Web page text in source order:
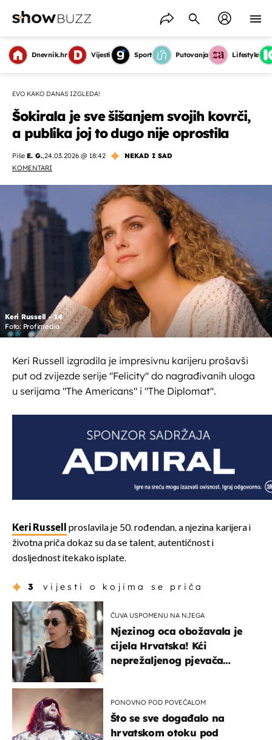
Dnevnik.hr Vijesti Sport Putovanja Lifestyle
EVO KAKO DANAS IZGLEDA!
Šokirala je sve šišanjem svojih kovrči,
a publika joj to dugo nije oprostila
Piše E. G.,24.03.2026 @ 18:42
NEKAD I SAD
KOMENTARI
Keri Russell - 14
Foto: Profimedia
Keri Russell izgradila je impresivnu karijeru prošavši
put od zvijezde serije "Felicity" do nagrađivanih uloga
u serijama "The Americans" i "The Diplomat".
Keri Russell proslavila je 50. rođendan, a njezina karijera i
životna priča dokaz su da se talent, autentičnost i
dosljednost itekako isplate.
3 vijesti o kojima se priča
ČUVA USPOMENU NA NJEGA
Njezinog oca obožavala je
cijela Hrvatska! Kći
neprežaljenog pjevača
PONOVNO POD POVEĆALOM
Što se sve događalo na
hrvatskom otoku pod
OMOGUĆI OBAVIJESTI